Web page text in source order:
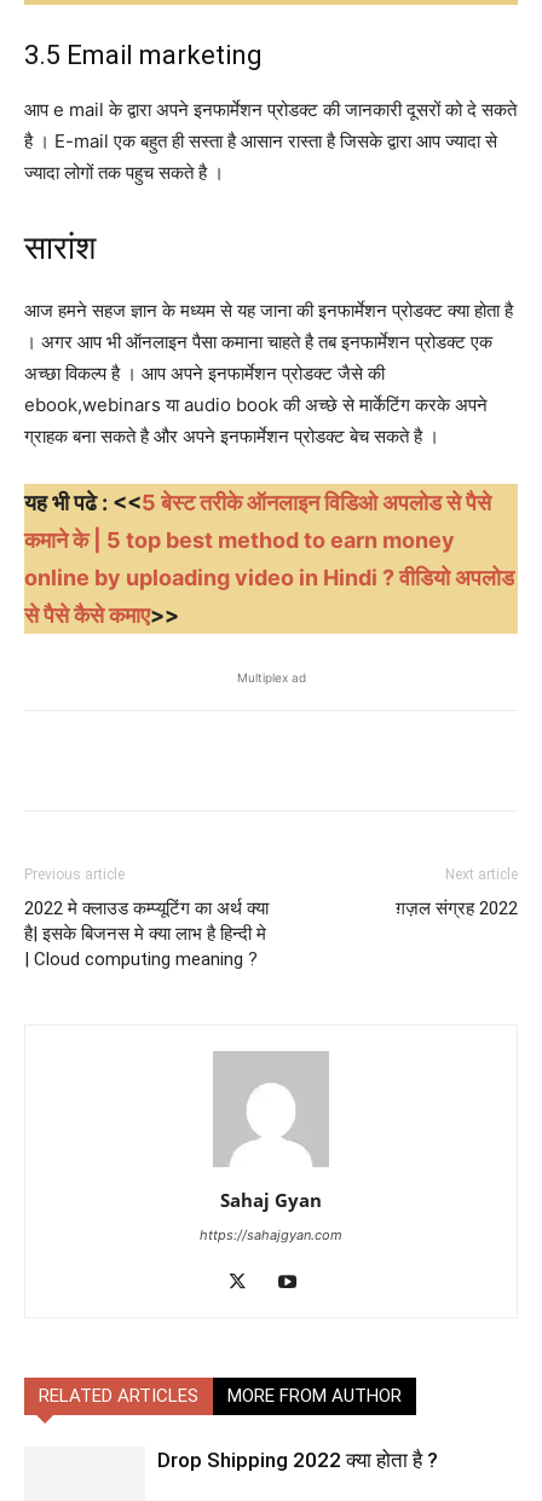
3.5 Email marketing
आप e mail के द्वारा अपने इनफार्मेशन प्रोडक्ट की जानकारी दूसरों को दे सकते
है । E-mail एक बहुत ही सस्ता है आसान रास्ता है जिसके द्वारा आप ज्यादा से
ज्यादा लोगों तक पहुच सकते है ।
सारांश
आज हमने सहज ज्ञान के मध्यम से यह जाना की इनफार्मेशन प्रोडक्ट क्या होता है
। अगर आप भी ऑनलाइन पैसा कमाना चाहते है तब इनफार्मेशन प्रोडक्ट एक
अच्छा विकल्प है । आप अपने इनफार्मेशन प्रोडक्ट जैसे की
ebook,webinars या audio book की अच्छे से मार्केटिंग करके अपने
ग्राहक बना सकते है और अपने इनफार्मेशन प्रोडक्ट बेच सकते है ।
यह भी पढे : <<5 बेस्ट तरीके ऑनलाइन विडिओ अपलोड से पैसे
कमाने के | 5 top best method to earn money
online by uploading video in Hindi ? वीडियो अपलोड
से पैसे कैसे कमाए>>
Multiplex ad
Previous article
2022 मे क्लाउड कम्प्यूटिंग का अर्थ क्या
है| इसके बिजनस मे क्या लाभ है हिन्दी मे
| Cloud computing meaning ?
Next article
ग़ज़ल संग्रह 2022
Sahaj Gyan
https://sahajgyan.com
RELATED ARTICLES MORE FROM AUTHOR
Drop Shipping 2022 क्या होता है ?